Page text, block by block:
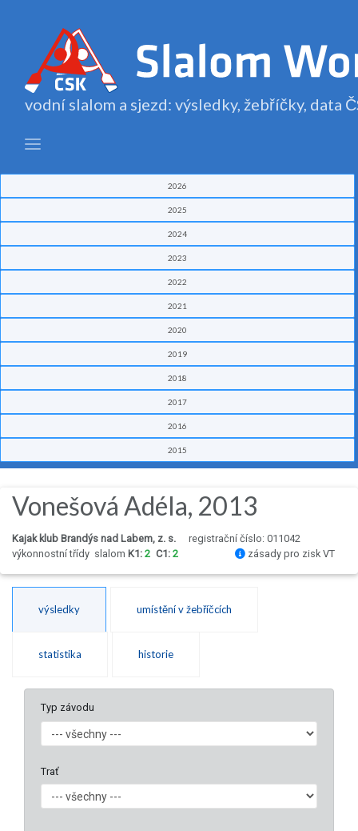
vodní slalom a sjezd: výsledky, žebříčky, data
2026
2025
2024
2023
2022
2021
2020
2019
2018
2017
2016
2015
Vonešová Adéla, 2013
Kajak klub Brandýs nad Labem, z. s.
registrační číslo: 011042
výkonnostní třídy slalom K1: 2 C1: 2 zásady pro zisk VT
výsledky umístění v žebříčcích
statistika historie
Typ závodu
Trať